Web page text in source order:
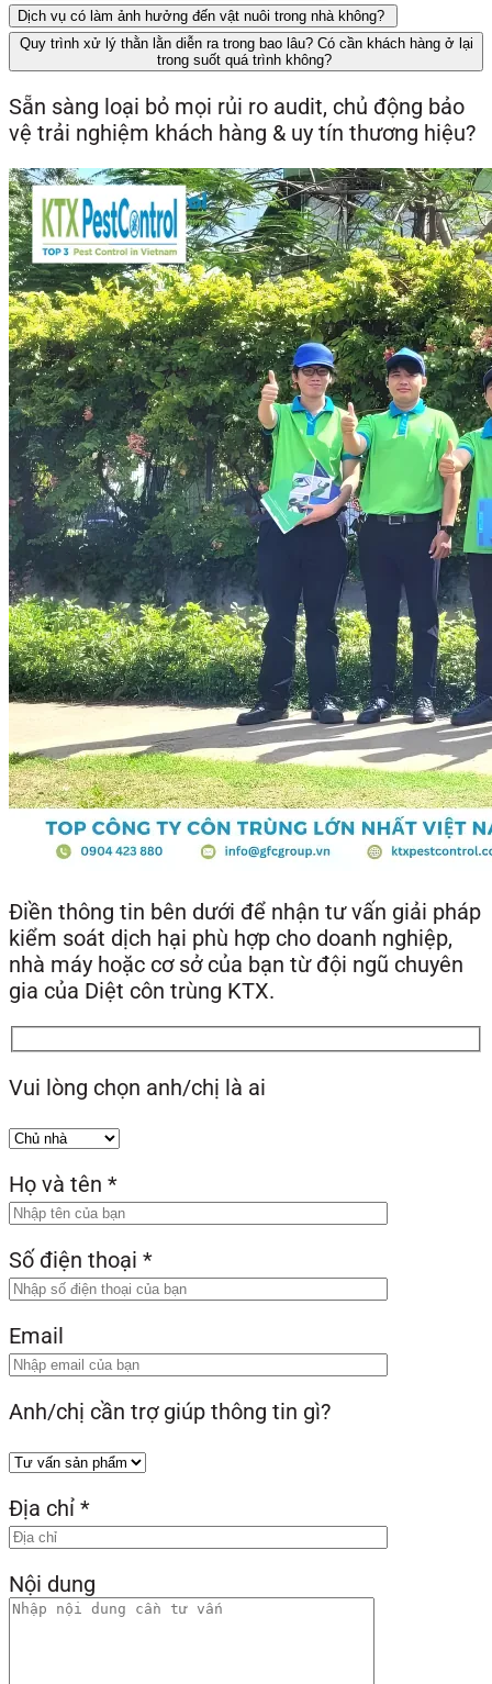
Dịch vụ có làm ảnh hưởng đến vật nuôi trong nhà không?
Quy trình xử lý thằn lằn diễn ra trong bao lâu? Có cần khách hàng ở lại
trong suốt quá trình không?
Sẵn sàng loại bỏ mọi rủi ro audit, chủ động bảo
vệ trải nghiệm khách hàng & uy tín thương hiệu?
Điền thông tin bên dưới để nhận tư vấn giải pháp
kiểm soát dịch hại phù hợp cho doanh nghiệp,
nhà máy hoặc cơ sở của bạn từ đội ngũ chuyên
gia của Diệt côn trùng KTX.
Vui lòng chọn anh/chị là ai
Họ và tên *
Số điện thoại *
Email
Anh/chị cần trợ giúp thông tin gì?
Địa chỉ *
Nội dung